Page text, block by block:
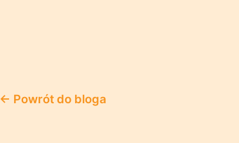
← Powrót do bloga